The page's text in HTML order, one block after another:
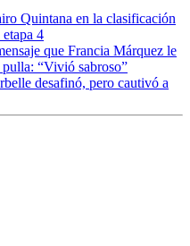
Quintana en la clasificación
4
que Francia Márquez le
“Vivió sabroso”
desafinó, pero cautivó a